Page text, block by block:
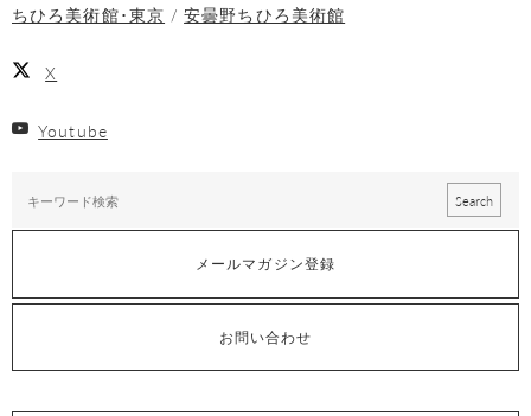
ちひろ美術館･東京
安曇野ちひろ美術館
X
Youtube
メールマガジン登録
お問い合わせ